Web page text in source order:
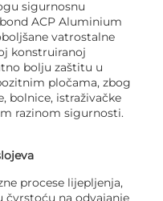
sigurnosnu
ACP Aluminium
vatrostalne
konstruiranoj
bolju zaštitu u
pločama, zbog
bolnice, istraživačke
razinom sigurnosti.
procese lijepljenja,